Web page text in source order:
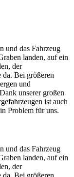
und das Fahrzeug
landen, auf ein
der
Bei größeren
und
unserer großen
ist auch
Problem für uns.
und das Fahrzeug
landen, auf ein
der
da. Bei größeren